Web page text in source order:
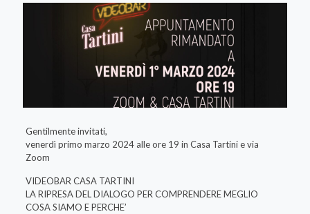
Gentilmente invitati,
venerdì primo marzo 2024 alle ore 19 in Casa Tartini e via
Zoom
VIDEOBAR CASA TARTINI
LA RIPRESA DEL DIALOGO PER COMPRENDERE MEGLIO
COSA SIAMO E PERCHE’